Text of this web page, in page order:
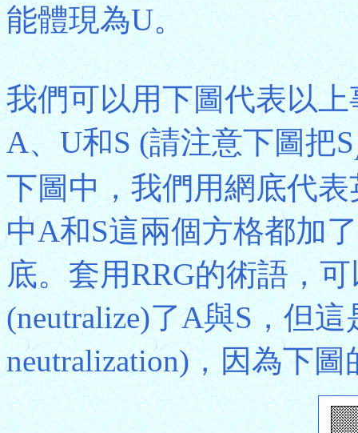
能體現為U。
我們可以用下圖代表以
A、U和S (請注意下圖把S
下圖中，我們用網底代
中A和S這兩個方格都加
底。套用RRG的術語，
(neutralize)了A與S，但這
neutralization)，因為下